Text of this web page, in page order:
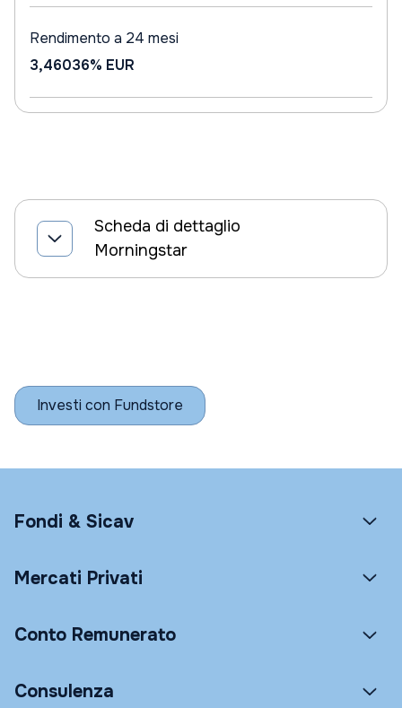
Rendimento a 24 mesi
3,46036% EUR
Scheda di dettaglio
Morningstar
Investi con Fundstore
Fondi & Sicav
Mercati Privati
Conto Remunerato
Consulenza